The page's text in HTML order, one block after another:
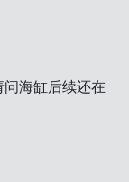
海缸后续还在